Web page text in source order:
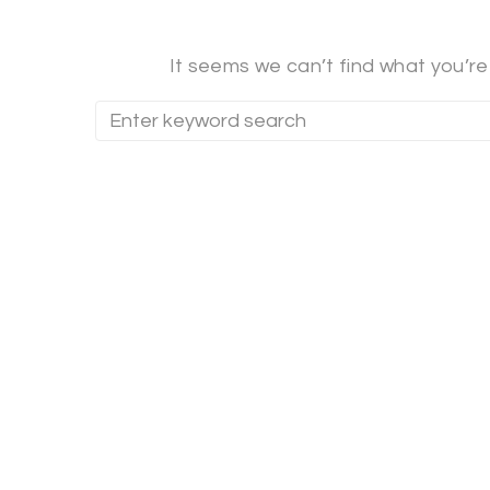
It seems we can’t find what
Search